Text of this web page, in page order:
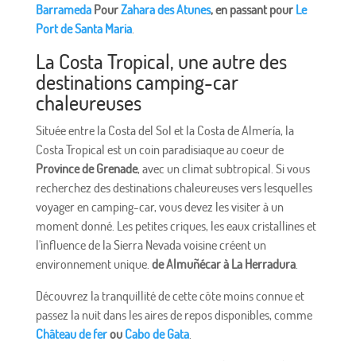
BarramedaPourZahara des Atunes, en passant pour Le
Port de Santa Maria.
La Costa Tropical, une autre des
destinations camping-car
chaleureuses
Située entre la Costa del Sol et la Costa de Almería, la
Costa Tropical est un coin paradisiaque au coeur de
Province de Grenade, avec un climat subtropical. Si vous
recherchez des destinations chaleureuses vers lesquelles
voyager en camping-car, vous devez les visiter à un
moment donné. Les petites criques, les eaux cristallines et
l'influence de la Sierra Nevada voisine créent un
environnement unique. de Almuñécar à La Herradura.
Découvrez la tranquillité de cette côte moins connue et
passez la nuit dans les aires de repos disponibles, comme
Château de ferou Cabo de Gata.